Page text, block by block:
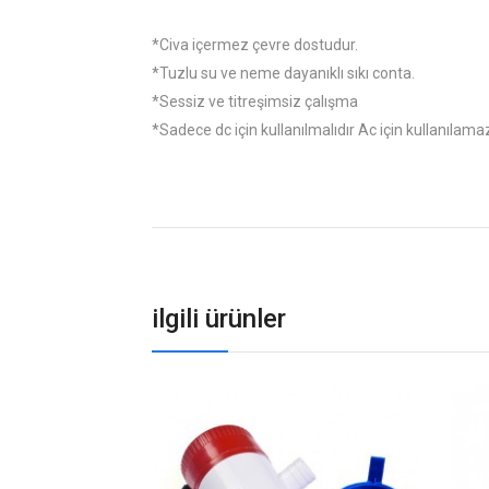
*Civa içermez çevre dostudur.
*Tuzlu su ve neme dayanıklı sıkı conta.
*Sessiz ve titreşimsiz çalışma
*Sadece dc için kullanılmalıdır Ac için
ilgili ürünler